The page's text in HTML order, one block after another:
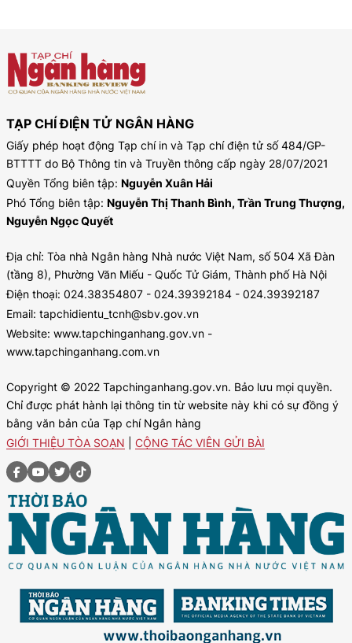
TẠP CHÍ ĐIỆN TỬ NGÂN HÀNG
Giấy phép hoạt động Tạp chí in và Tạp chí điện tử số 484/GP-
BTTTT do Bộ Thông tin và Truyền thông cấp ngày 28/07/2021
Quyền Tổng biên tập: Nguyễn Xuân Hải
Phó Tổng biên tập: Nguyễn Thị Thanh Bình, Trần Trung Thượng,
Nguyễn Ngọc Quyết
Địa chỉ: Tòa nhà Ngân hàng Nhà nước Việt Nam, số 504 Xã Đàn
(tầng 8), Phường Văn Miếu - Quốc Tử Giám, Thành phố Hà Nội
Điện thoại: 024.38354807 - 024.39392184 - 024.39392187
Email: tapchidientu_tcnh@sbv.gov.vn
Website: www.tapchinganhang.gov.vn -
www.tapchinganhang.com.vn
Copyright © 2022 Tapchinganhang.gov.vn. Bảo lưu mọi quyền.
Chỉ được phát hành lại thông tin từ website này khi có sự đồng ý
bằng văn bản của Tạp chí Ngân hàng
GIỚI THIỆU TÒA SOẠN
CỘNG TÁC VIÊN GỬI BÀI